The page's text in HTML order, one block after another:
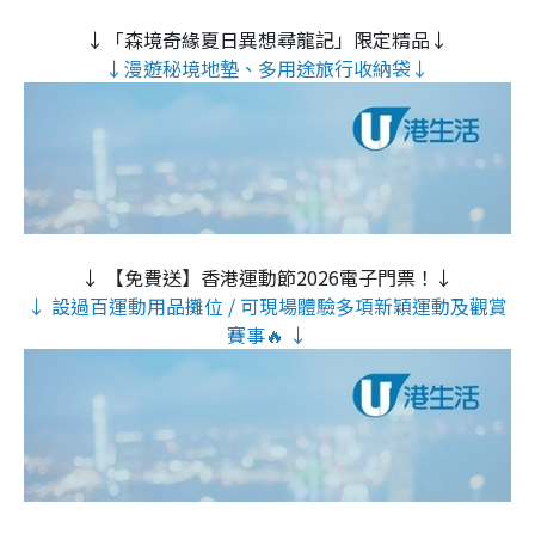
↓「森境奇緣夏日異想尋龍記」限定精品↓
↓漫遊秘境地墊、多用途旅行收納袋↓
↓ 【免費送】香港運動節2026電子門票！↓
↓ 設過百運動用品攤位 / 可現場體驗多項新穎運動及觀賞
賽事🔥 ↓